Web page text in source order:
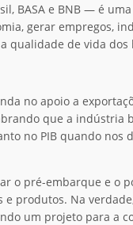
BASA e BNB — é
gerar empregos,
qualidade de vida dos
no apoio a
que a indústria
no PIB quando nos
o pré-embarque e o
e produtos. Na
um projeto para a